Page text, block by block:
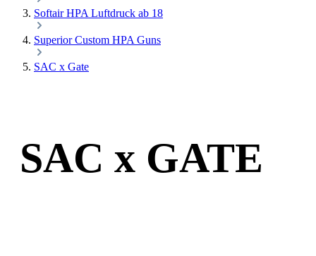
Softair HPA Luftdruck ab 18
Superior Custom HPA Guns
SAC x Gate
SAC x GATE